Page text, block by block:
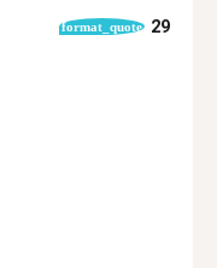
format_quote 29